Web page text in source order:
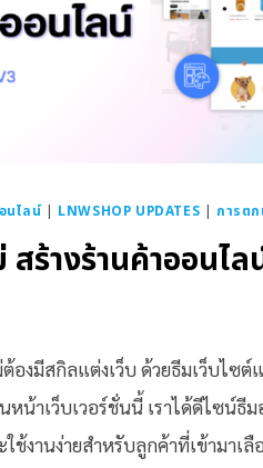
นไลน์ | LNWSHOP UPDATES | การต
สร้างร้านค้าออนไ
ต้องมีสกิลแต่งเว็บ ด้วยธีมเว็บไซ
หน้าเว็บเวอร์ชั่นนี้ เราได้ดีไซน์ธี
ช้งานง่ายสำหรับลูกค้าที่เข้ามาเ